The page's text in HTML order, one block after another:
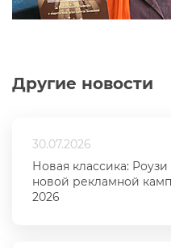
Другие новости
30.07.2026
Новая классика:
новой рекламной
2026